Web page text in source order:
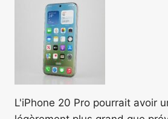
L'iPhone 20 Pro pourrait avoir